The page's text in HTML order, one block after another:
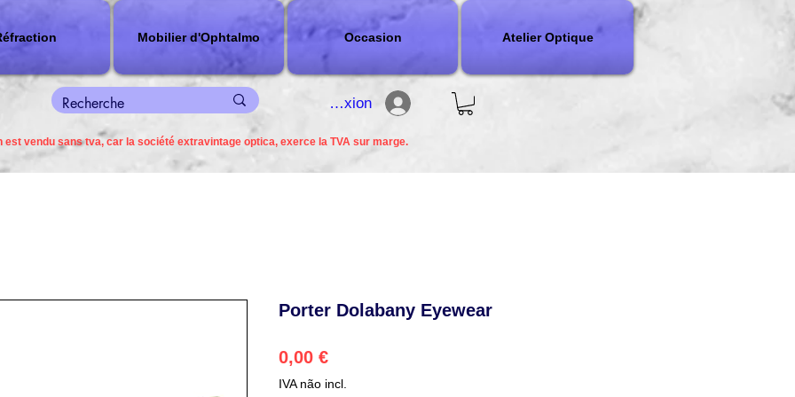
Mobilier d'Ophtalmo Occasion Atelier Optique
connexion
est vendu sans tva, car la société extravintage optica, exerce la TVA sur marge.
Porter Dolabany Eyewear
0,00 €Preço
IVA não incl.